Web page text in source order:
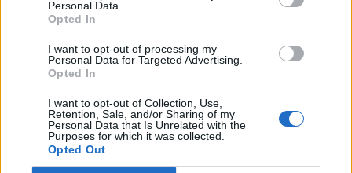
Personal Data.
Opted In
I want to opt-out of processing my
Personal Data for Targeted Advertising.
Opted In
I want to opt-out of Collection, Use,
Retention, Sale, and/or Sharing of my
Personal Data that Is Unrelated with the
Purposes for which it was collected.
Opted Out
Σχολιάστε
... σχόλια | Κάνε click για να σχολιάσεις